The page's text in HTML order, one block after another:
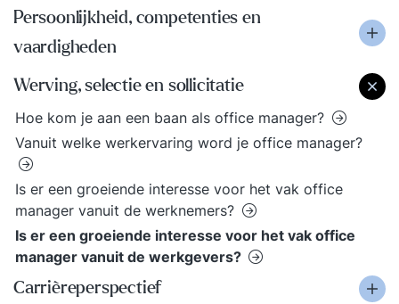
Persoonlijkheid, competenties en
vaardigheden
Werving, selectie en sollicitatie
Hoe kom je aan een baan als office manager?
Vanuit welke werkervaring word je office manager?
Is er een groeiende interesse voor het vak office
manager vanuit de werknemers?
Is er een groeiende interesse voor het vak office
manager vanuit de werkgevers?
Carrièreperspectief